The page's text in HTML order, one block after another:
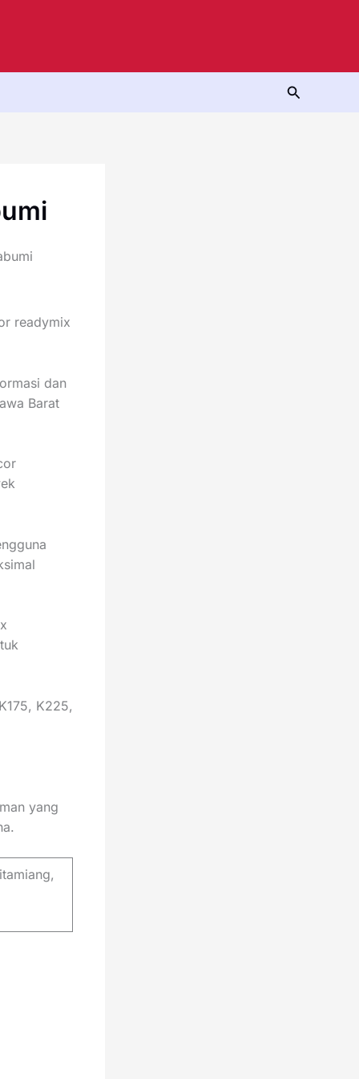
Cari
readymix
dan
Barat
K225,
yang